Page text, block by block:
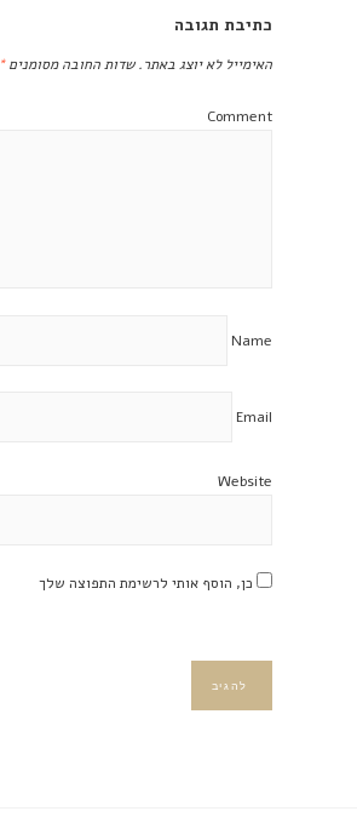
כתיבת תגובה
האימייל לא יוצג באתר. שדות החובה מסומנים*
Comment
Name
Email
Website
כן, הוסף אותי לרשימת התפוצה שלך